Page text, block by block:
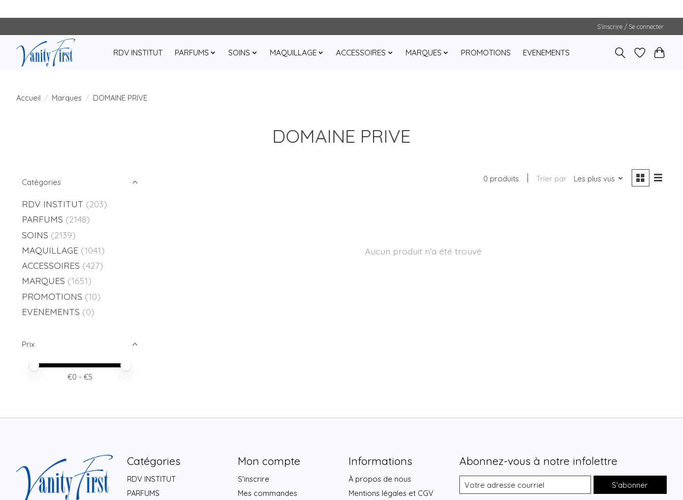
S’inscrire / Se connecter
RDV INSTITUT PARFUMS SOINS MAQUILLAGE ACCESSOIRES MARQUES PROMOTIONS EVENEMENTS
Accueil / Marques / DOMAINE PRIVE
DOMAINE PRIVE
Catégories
RDV INSTITUT (203)
PARFUMS (2148)
SOINS (2139)
MAQUILLAGE (1041)
ACCESSOIRES (427)
MARQUES (1651)
PROMOTIONS (10)
EVENEMENTS (0)
Prix
Prix minimum
Price maximum value
€0 - €5
0 produits Trier par Les plus vus
Aucun produit n'a été trouvé
Catégories
RDV INSTITUT
PARFUMS
Mon compte
S'inscrire
Mes commandes
Informations
À propos de nous
Mentions légales et CGV
Abonnez-vous à notre infolettre
S'abonner